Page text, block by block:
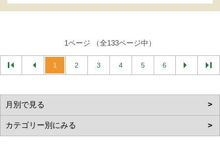
1ページ （全133ページ中）
1 2 3 4 5 6